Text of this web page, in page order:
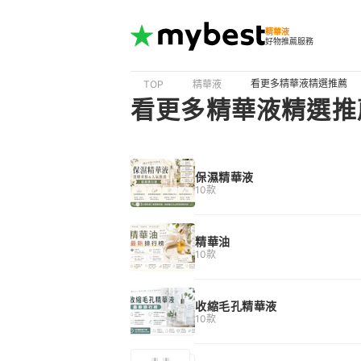
精華液
好物推薦服務
TOP 精華液 看更多精華液精選推薦
看更多精華液精選
保濕精華液
10款
精華油
10款
收縮毛孔精華液
10款